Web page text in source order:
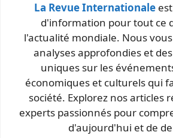
La Revue Internationaleest
d'information pour tout ce
l'actualité mondiale. Nous
analyses approfondies et
uniques sur les
économiques et culturels qui
société. Explorez nos articles
experts passionnés pour
d'aujourd'hui et de